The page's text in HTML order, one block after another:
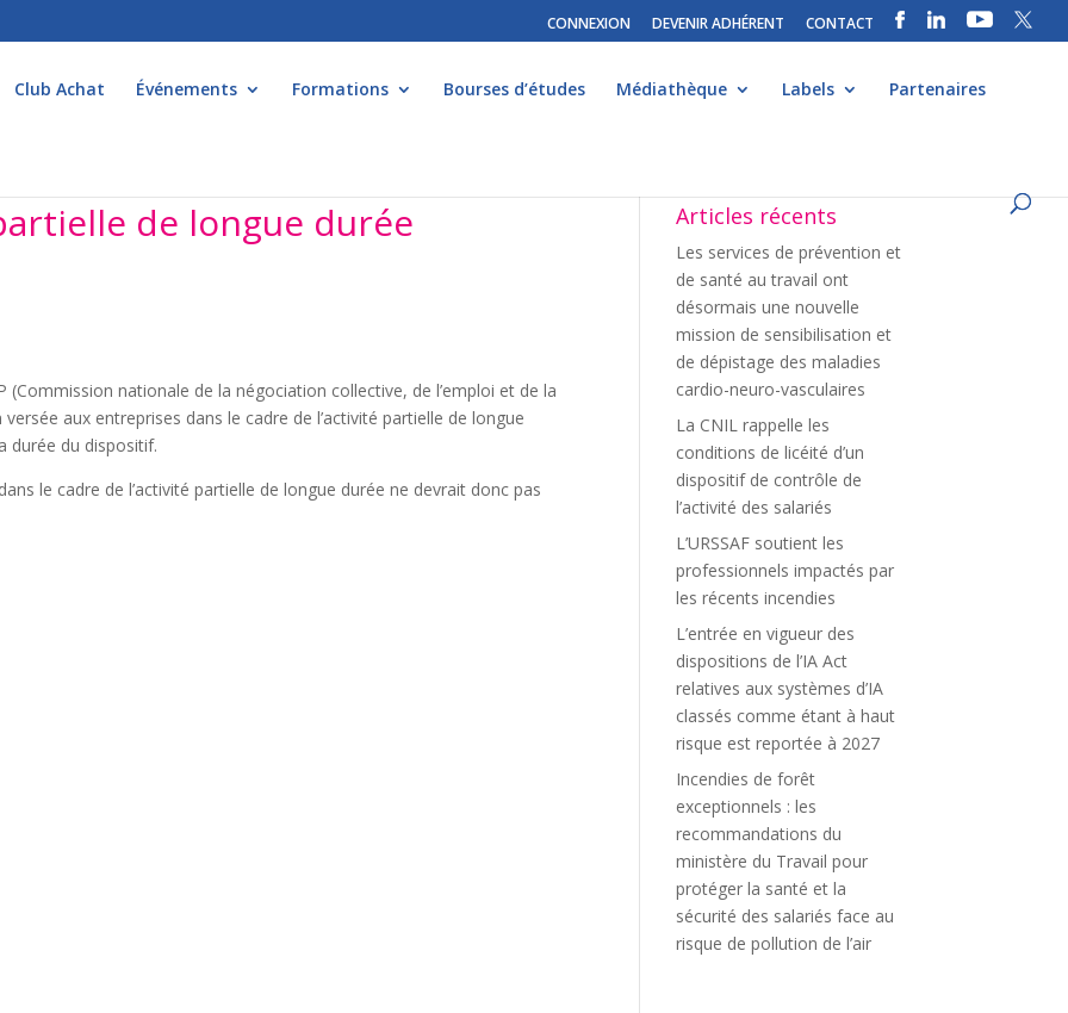
CONNEXION DEVENIR ADHÉRENT CONTACT
Club Achat Événements Formations Bourses d’études Médiathèque Labels Partenaires
de longue durée
nationale de la négociation collective, de l’emploi et de la
aux entreprises dans le cadre de l’activité partielle de longue
durée du dispositif.
le cadre de l’activité partielle de longue durée ne devrait donc pas
Articles récents
Les services de prévention et
de santé au travail ont
désormais une nouvelle
mission de sensibilisation et
de dépistage des maladies
cardio-neuro-vasculaires
La CNIL rappelle les
conditions de licéité d’un
dispositif de contrôle de
l’activité des salariés
L’URSSAF soutient les
professionnels impactés par
les récents incendies
L’entrée en vigueur des
dispositions de l’IA Act
relatives aux systèmes d’IA
classés comme étant à haut
risque est reportée à 2027
Incendies de forêt
exceptionnels : les
recommandations du
ministère du Travail pour
protéger la santé et la
sécurité des salariés face au
risque de pollution de l’air